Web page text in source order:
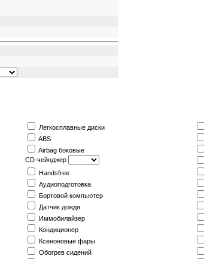
Легкосплавные диски
ABS
Airbag боковые
CD-чейнджер
Handsfree
Аудиоподготовка
Бортовой компьютер
Датчик дождя
Иммобилайзер
Кондиционер
Ксеноновые фары
Обогрев сидений